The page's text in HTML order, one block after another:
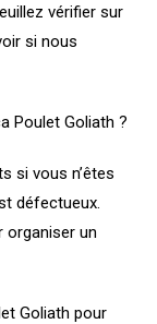
vérifier sur
si nous
Poulet Goliath ?
si vous n’êtes
défectueux.
organiser un
Goliath pour